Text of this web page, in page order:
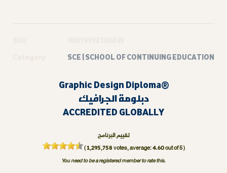
SCE | SCHOOL OF CONTINUING EDUCATION
Graphic Design Diploma®
دبلومة الجرافيك
ACCREDITED GLOBALLY
تقييم البرنامج
(1,295,758 votes, average:4.60out of 5 )
You need to be a registered member to rate this.